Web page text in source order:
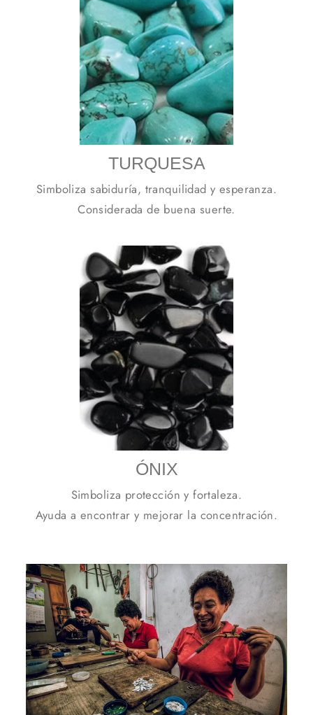
TURQUESA
Simboliza sabiduría, tranquilidad y esperanza.
Considerada de buena suerte.
ÓNIX
Simboliza protección y fortaleza.
Ayuda a encontrar y mejorar la concentración.